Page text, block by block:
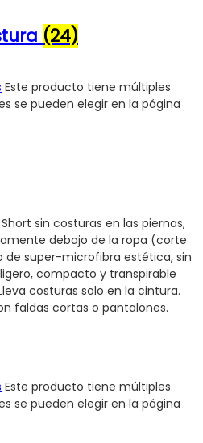
(24)
Este producto tiene múltiples
se pueden elegir en la página
sin costuras en las piernas,
debajo de la ropa (corte
de super-microfibra estética, sin
compacto y transpirable
costuras solo en la cintura.
faldas cortas o pantalones.
Este producto tiene múltiples
se pueden elegir en la página